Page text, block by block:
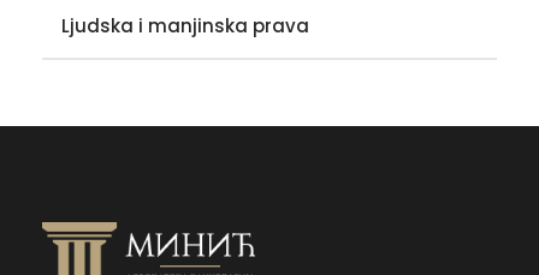
Ljudska i manjinska prava